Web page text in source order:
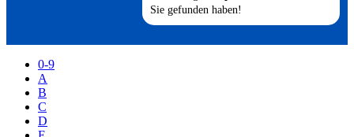
Sie gefunden haben!
0-9
A
B
C
D